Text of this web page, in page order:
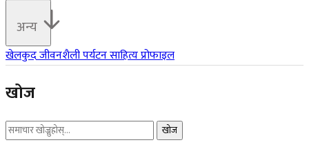
अन्य
खेलकुदजीवनशैलीपर्यटनसाहित्यप्रोफाइल
खोज
खोज